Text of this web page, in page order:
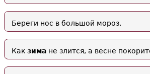
Береги нос в большой мороз.
Как зима не злится, а весне